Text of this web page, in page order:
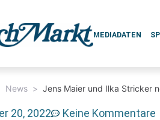
MEDIADATEN
News > Jens Maier und Ilka Stricker
20, 2022 Keine Kommentare